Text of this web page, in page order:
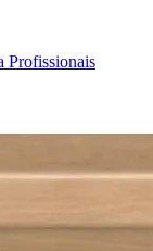
Profissionais